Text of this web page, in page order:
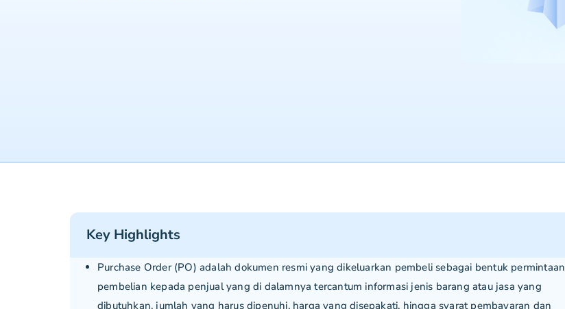
Key Highlights
Purchase Order (PO) adalah dokumen resmi yang dikeluarkan pembeli sebagai bentuk permintaan
pembelian kepada penjual yang di dalamnya tercantum informasi jenis barang atau jasa yang
dibutuhkan, jumlah yang harus dipenuhi, harga yang disepakati, hingga syarat pembayaran dan